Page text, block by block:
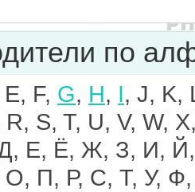
по
E, F, G, H, I, J, K,
S, T, U, V, W,
Е, Ё, Ж, З, И, Й,
П, Р, С, Т, У, Ф,